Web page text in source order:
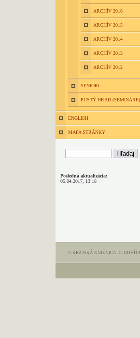
ARCHÍV 2016
ARCHÍV 2015
ARCHÍV 2014
ARCHÍV 2013
ARCHÍV 2012
SENIORI
PUSTÝ HRAD (SEMINÁRE)
ENGLISH
MAPA STRÁNKY
Posledná aktualizácia:
05.04.2017, 13:18
© KRAJSKÁ KNIŽNICA